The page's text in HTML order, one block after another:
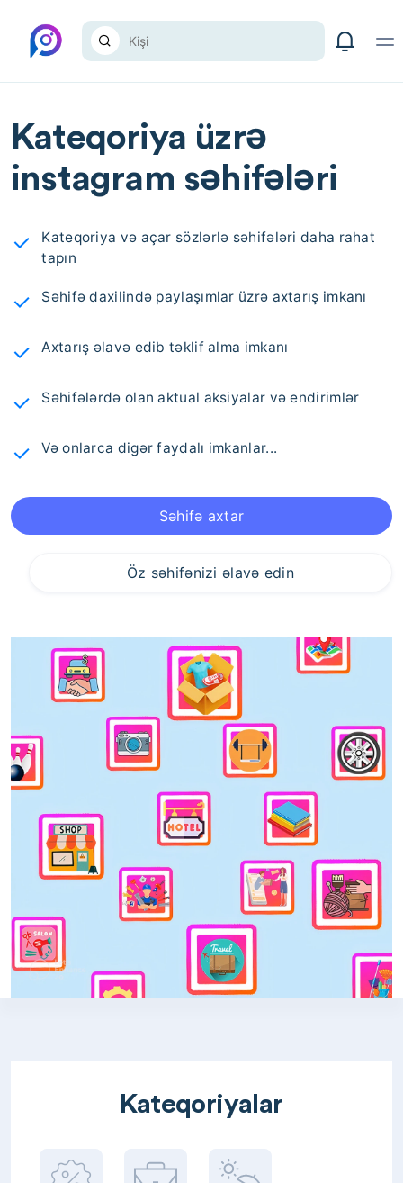
Kateqoriya üzrə
instagram səhifələri
Kateqoriya və açar sözlərlə səhifələri daha rahat
tapın
Səhifə daxilində paylaşımlar üzrə axtarış imkanı
Axtarış əlavə edib təklif alma imkanı
Səhifələrdə olan aktual aksiyalar və endirimlər
Və onlarca digər faydalı imkanlar...
Səhifə axtar
Öz səhifənizi əlavə edin
Kateqoriyalar